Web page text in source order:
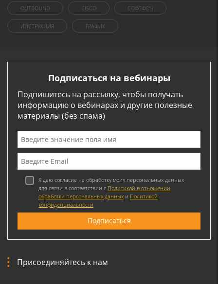
OUTBOUND CISCO СОФТФОН
ИНСТРУКЦИЯ ТРАФИК
Подписаться на вебинары
Подпишитесь на рассылку, чтобы получать
информацию о вебинарах и другие полезные
материалы (без спама)
Я даю согласие на обработку моих персональных данных
для связи в соответствии с Политикой в отношении
обработки персональных данных и Политикой
конфиденциальности
Присоединяйтесь к нам